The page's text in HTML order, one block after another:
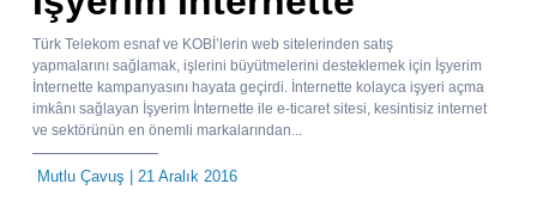
Türk Telekom esnaf ve KOBİ’lerin web sitelerinden satış
yapmalarını sağlamak, işlerini büyütmelerini desteklemek için İşyerim
İnternette kampanyasını hayata geçirdi. İnternette kolayca işyeri açma
imkânı sağlayan İşyerim İnternette ile e-ticaret sitesi, kesintisiz internet
ve sektörünün en önemli markalarından...
Mutlu Çavuş | 21 Aralık 2016